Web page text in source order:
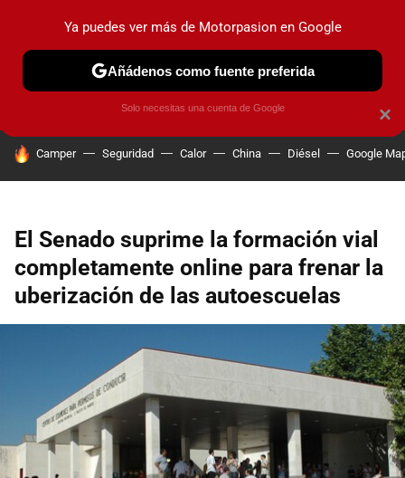
PRUEBAS COCHES ELÉCTRICOS OBSERVATORIO
HOY SE HABLA DE
Camper Seguridad Calor China Diésel Google
El Senado suprime la formación vial
completamente online para frenar la
uberización de las autoescuelas
×
Ya puedes ver más de Motorpasion en Google
Añádenos como fuente preferida
Solo necesitas una cuenta de Google